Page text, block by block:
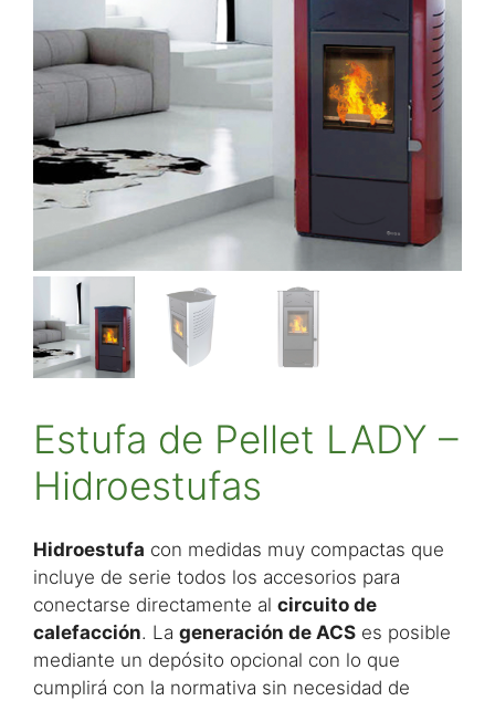
Estufa de Pellet LADY –
Hidroestufas
Hidroestufa con medidas muy compactas que
incluye de serie todos los accesorios para
conectarse directamente al circuito de
calefacción. La generación de ACS es posible
mediante un depósito opcional con lo que
cumplirá con la normativa sin necesidad de